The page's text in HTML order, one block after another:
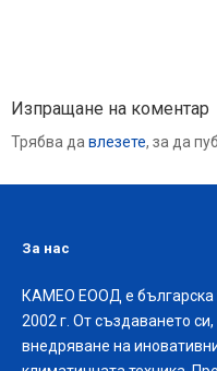
Изпращане на коментар
Трябва да влезете, за да
За нас
КАМЕО ЕООД е българска
2002 г. От създаването
внедряване на